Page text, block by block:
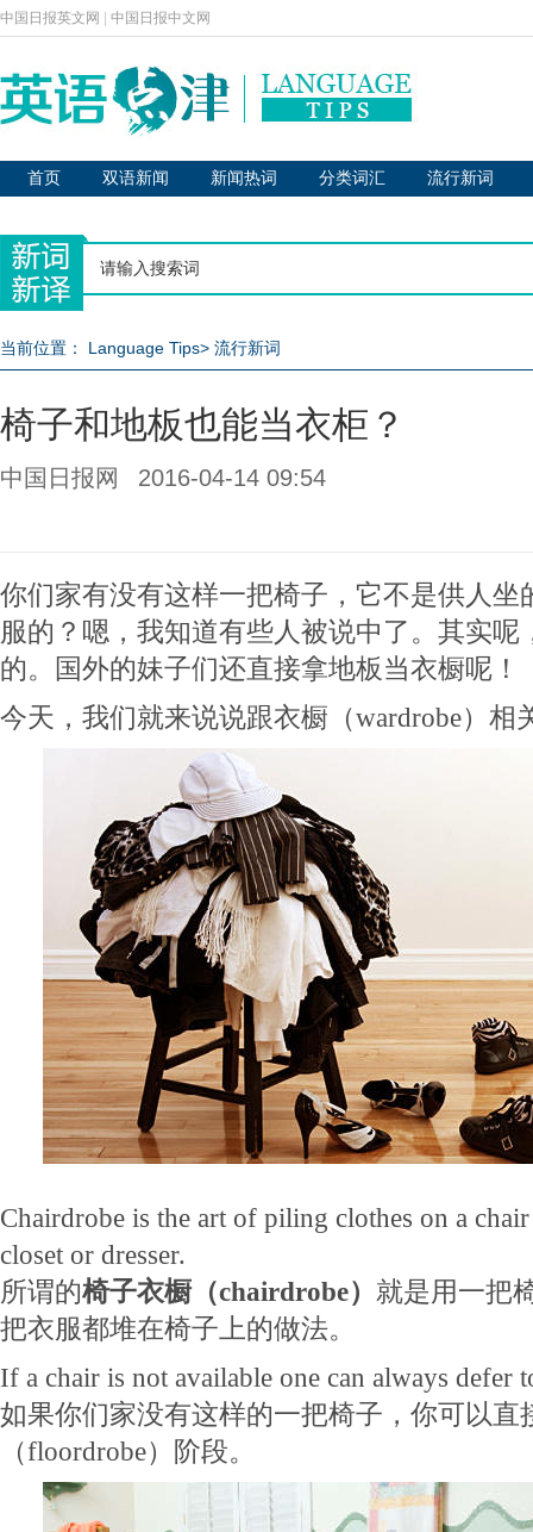
中国日报英文网 中国日报中文网
首页 双语新闻 新闻热词 分类词汇 流行新词
当前位置： Language Tips> 流行新词
椅子和地板也能当衣柜？
中国日报网 2016-04-14 09:54
你们家有没有这样一把椅子，它不是供人坐
服的？嗯，我知道有些人被说中了。其实呢
的。国外的妹子们还直接拿地板当衣橱呢！
今天，我们就来说说跟衣橱（wardrobe）相
Chairdrobe is the art of piling clothes on a
closet or dresser.
所谓的椅子衣橱（chairdrobe） 就是用一把
把衣服都堆在椅子上的做法。
If a chair is not available one can always defer
如果你们家没有这样的一把椅子，你可以直
（floordrobe）阶段。